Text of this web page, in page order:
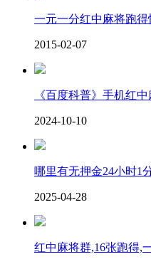
一元一分红中麻将跑
2015-02-07
《百度科普》手机红
2024-10-10
哪里有无押金24小时1
2025-04-28
红中麻将群,16张跑得,